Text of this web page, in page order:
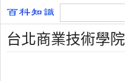
台北商業技術學院